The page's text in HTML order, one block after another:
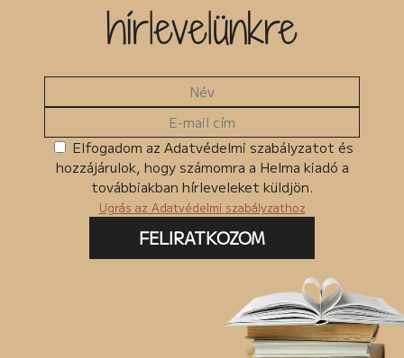
hírlevelünkre
Elfogadom az Adatvédelmi szabályzatot és
hozzájárulok, hogy számomra a Helma kiadó a
továbbiakban hírleveleket küldjön.
Ugrás az Adatvédelmi szabályzathoz
FELIRATKOZOM